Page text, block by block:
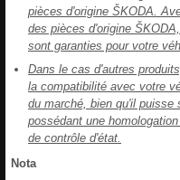
pièces d'origine ŠKODA.
des pièces d'origine
sont garanties pour votre
Dans le cas d'autres
la compatibilité avec votre
du marché, bien qu'il puisse
possédant une
de contrôle d'état.
Nota